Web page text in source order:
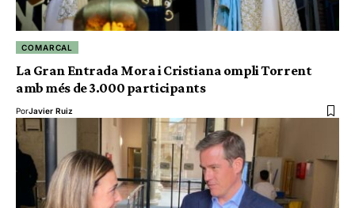
COMARCAL
La Gran Entrada Mora i Cristiana ompli Torrent
amb més de 3.000 participants
PorJavier Ruiz